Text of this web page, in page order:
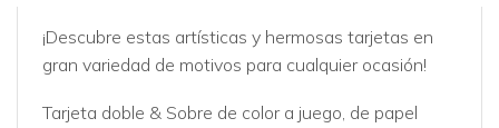
¡Descubre estas artísticas y hermosas tarjetas en
gran variedad de motivos para cualquier ocasión!
Tarjeta doble & Sobre de color a juego, de papel